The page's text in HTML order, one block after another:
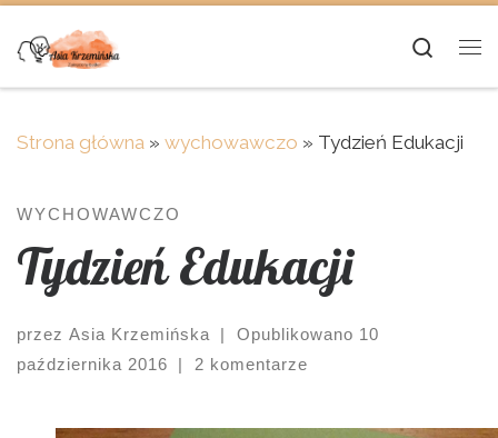
Skip to content
Strona główna » wychowawczo » Tydzień Edukacji
WYCHOWAWCZO
Tydzień Edukacji
przez Asia Krzemińska | Opublikowano 10
października 2016
| 2 komentarze